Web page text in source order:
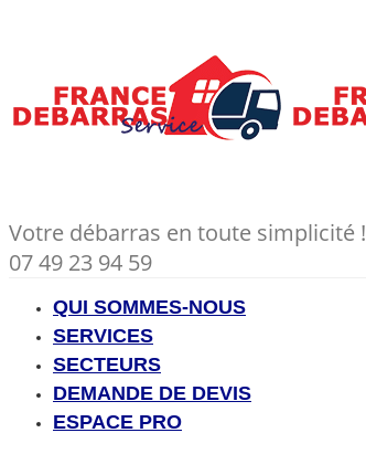
Votre débarras en toute simplicité !
07 49 23 94 59
QUI SOMMES-NOUS
SERVICES
SECTEURS
DEMANDE DE DEVIS
ESPACE PRO